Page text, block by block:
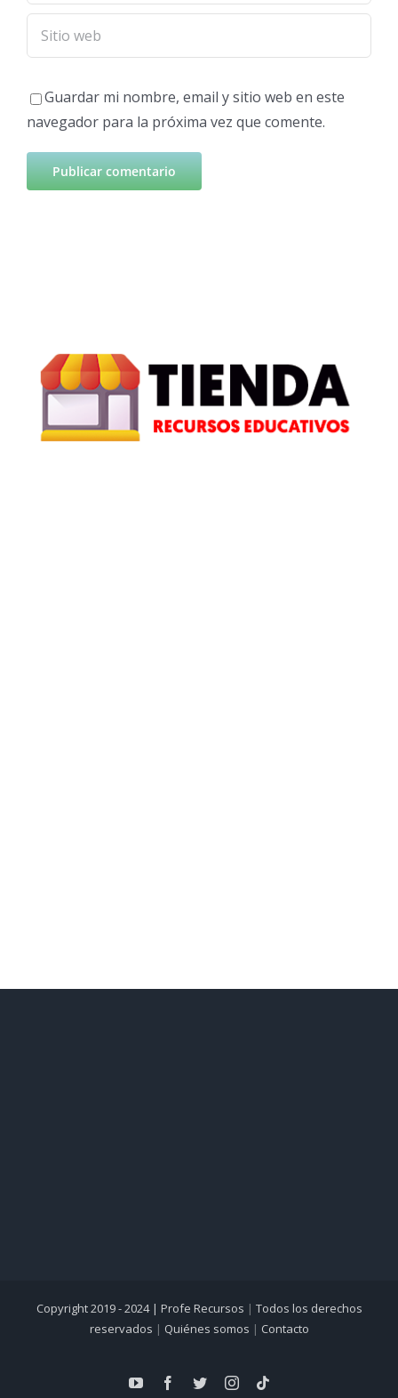
Guardar mi nombre, email y sitio web en este
navegador para la próxima vez que comente.
Copyright 2019 - 2024 | Profe Recursos | Todos los derechos
reservados | Quiénes somos | Contacto
YouTubeFacebook
TwitterInstagram
Tiktok